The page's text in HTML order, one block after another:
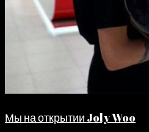
Мы на открытии Joly Woo